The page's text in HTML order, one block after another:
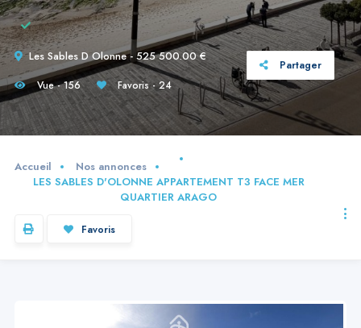
Les Sables D Olonne - 525 500.00 €
Partager
Vue - 156
Favoris - 24
Accueil
Nos annonces
LES SABLES D'OLONNE APPARTEMENT T3 FACE MER
QUARTIER ARAGO
Favoris